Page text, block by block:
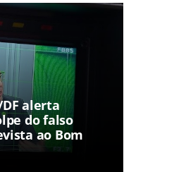
alerta
do falso
ao Bom